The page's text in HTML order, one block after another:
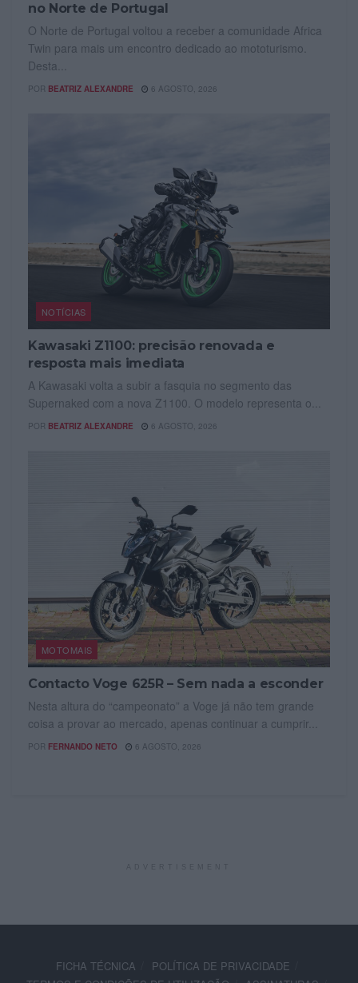
no Norte de Portugal
O Norte de Portugal voltou a receber a comunidade Africa
Twin para mais um encontro dedicado ao mototurismo.
Desta...
POR BEATRIZ ALEXANDRE 6 AGOSTO, 2026
NOTÍCIAS
Kawasaki Z1100: precisão renovada e
resposta mais imediata
A Kawasaki volta a subir a fasquia no segmento das
Supernaked com a nova Z1100. O modelo representa o...
POR BEATRIZ ALEXANDRE 6 AGOSTO, 2026
MOTOMAIS
Contacto Voge 625R – Sem nada a esconder
Nesta altura do “campeonato” a Voge já não tem grande
coisa a provar ao mercado, apenas continuar a cumprir...
POR FERNANDO NETO 6 AGOSTO, 2026
FICHA TÉCNICA
POLÍTICA DE PRIVACIDADE